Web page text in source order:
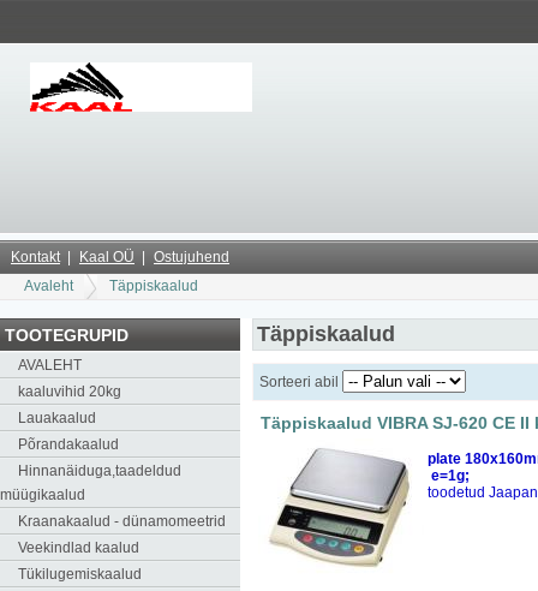
Kontakt Kaal OÜ
Ostujuhend
Avaleht
Täppiskaalud
TOOTEGRUPID
AVALEHT
kaaluvihid 20kg
Lauakaalud
Põrandakaalud
Hinnanäiduga,taadeldud
müügikaalud
Kraanakaalud - dünamomeetrid
Veekindlad kaalud
Tükilugemiskaalud
Täppiskaalud
Sorteeri abil
Täppiskaalud VIBRA SJ-620 CE II
plate
e=1g;
toodetud